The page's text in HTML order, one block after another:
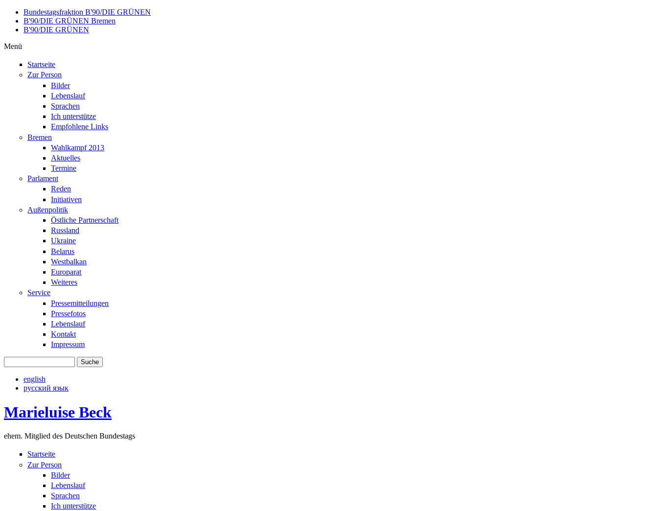
Direkt zum Inhalt
Bundestagsfraktion B'90/DIE GRÜNEN
B'90/DIE GRÜNEN Bremen
B'90/DIE GRÜNEN
Menü
Startseite
Zur Person
Bilder
Lebenslauf
Sprachen
Ich unterstütze
Empfohlene Links
Bremen
Wahlkampf 2013
Aktuelles
Termine
Parlament
Reden
Initiativen
Außenpolitik
Östliche Partnerschaft
Russland
Ukraine
Belarus
Westbalkan
Europarat
Weiteres
Service
Pressemitteilungen
Pressefotos
Lebenslauf
Kontakt
Impressum
english
русский язык
Marieluise Beck
ehem. Mitglied des Deutschen Bundestags
Startseite
Zur Person
Bilder
Lebenslauf
Sprachen
Ich unterstütze